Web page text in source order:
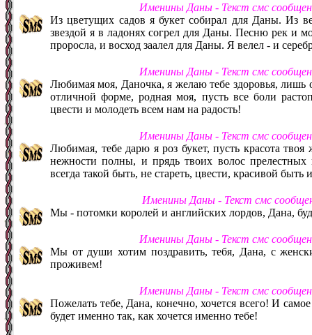
Именины Даны - Текст смс
Из цветущих садов я букет собирал для Даны. Из
звездой я в ладонях согрел для Даны. Песню рек и
проросла, и восход заалел для Даны. Я велел - и
Именины Даны - Текст смс
Любимая моя, Даночка, я желаю тебе здоровья, лишь
отличной форме, родная моя, пусть все боли
цвести и молодеть всем нам на радость!
Именины Даны - Текст смс
Любимая, тебе дарю я роз букет, пусть красота
нежности полны, и прядь твоих волос
всегда такой быть, не стареть, цвести, красивой
Именины Даны - Текст смс
Мы - потомки королей и английских лордов, Дана,
Именины Даны - Текст смс
Мы от души хотим поздравить, тебя, Дана, с
проживем!
Именины Даны - Текст смс
Пожелать тебе, Дана, конечно, хочется всего! И
будет именно так, как хочется именно тебе!